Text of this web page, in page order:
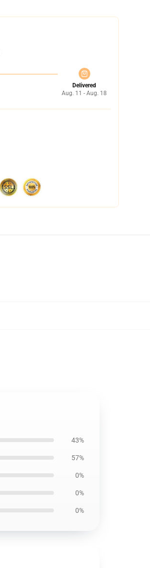
Delivered
Aug. 11 - Aug. 18
43%
57%
0%
0%
0%